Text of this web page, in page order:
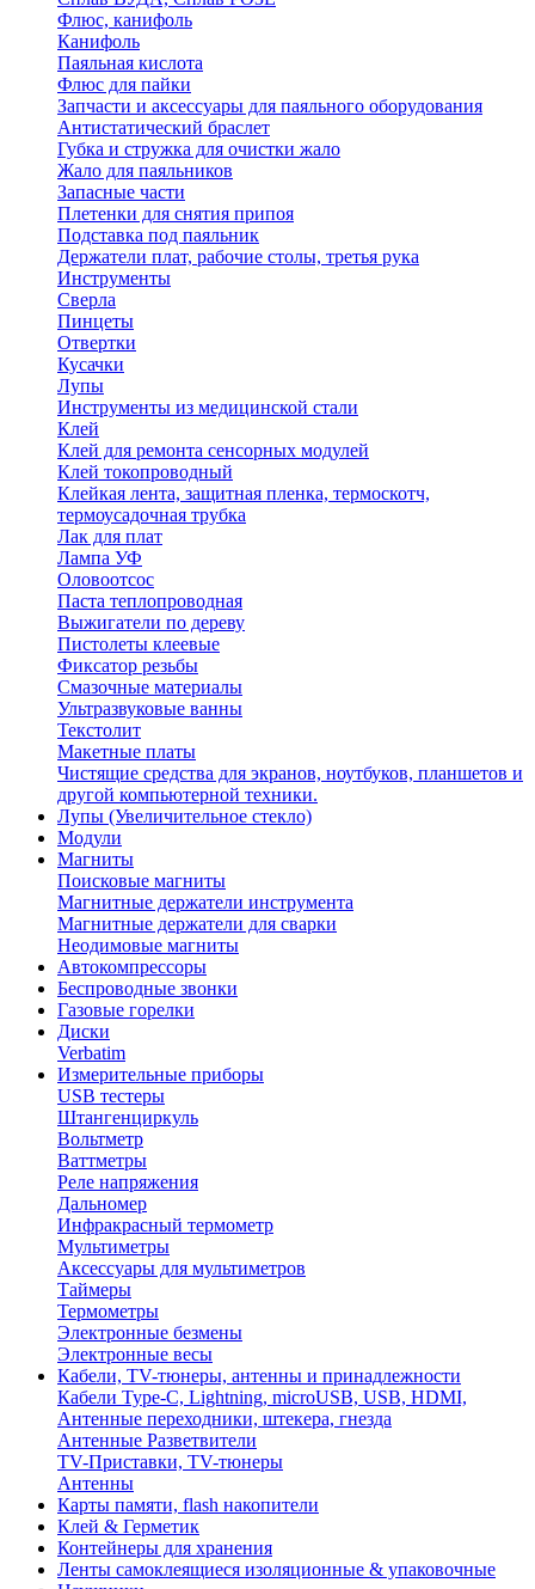
Флюс, канифоль
Канифоль
Паяльная кислота
Флюс для пайки
Запчасти и аксессуары для паяльного оборудования
Антистатический браслет
Губка и стружка для очистки жало
Жало для паяльников
Запасные части
Плетенки для снятия припоя
Подставка под паяльник
Держатели плат, рабочие столы, третья рука
Инструменты
Сверла
Пинцеты
Отвертки
Кусачки
Лупы
Инструменты из медицинской стали
Клей
Клей для ремонта сенсорных модулей
Клей токопроводный
Клейкая лента, защитная пленка, термоскотч,
термоусадочная трубка
Лак для плат
Лампа УФ
Оловоотсос
Паста теплопроводная
Выжигатели по дереву
Пистолеты клеевые
Фиксатор резьбы
Смазочные материалы
Ультразвуковые ванны
Текстолит
Макетные платы
Чистящие средства для экранов, ноутбуков, планшетов и
другой компьютерной техники.
Лупы (Увеличительное стекло)
Модули
Магниты
Поисковые магниты
Магнитные держатели инструмента
Магнитные держатели для сварки
Неодимовые магниты
Автокомпрессоры
Беспроводные звонки
Газовые горелки
Диски
Verbatim
Измерительные приборы
USB тестеры
Штангенциркуль
Вольтметр
Ваттметры
Реле напряжения
Дальномер
Инфракрасный термометр
Мультиметры
Аксессуары для мультиметров
Таймеры
Термометры
Электронные безмены
Электронные весы
Кабели, TV-тюнеры, антенны и принадлежности
Кабели Type-C, Lightning, microUSB, USB, HDMI,
Антенные переходники, штекера, гнезда
Антенные Разветвители
TV-Приставки, TV-тюнеры
Антенны
Карты памяти, flash накопители
Клей & Герметик
Контейнеры для хранения
Ленты самоклеящиеся изоляционные & упаковочные